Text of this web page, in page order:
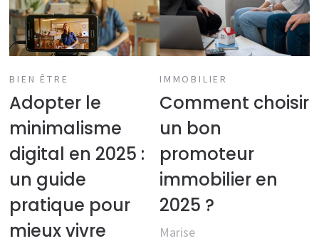
BIEN ÊTRE
Adopter le
minimalisme
digital en 2025 :
un guide
pratique pour
mieux vivre
IMMOBILIER
Comment choisir
un bon
promoteur
immobilier en
2025 ?
Marise